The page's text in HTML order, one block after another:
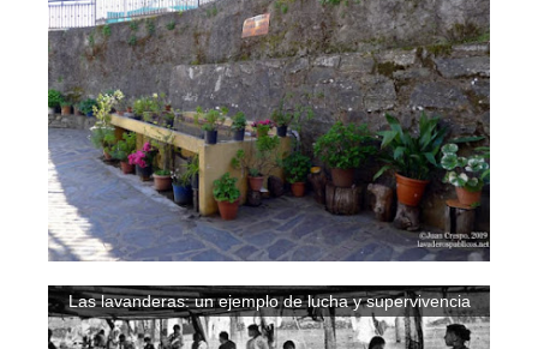
Las lavanderas: un ejemplo de lucha y supervivencia